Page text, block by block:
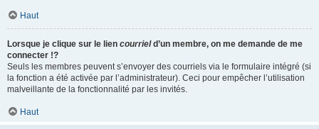
Haut
Lorsque je clique sur le lien courrield’un membre, on me demande de me
connecter !?
Seuls les membres peuvent s’envoyer des courriels via le formulaire intégré (si
la fonction a été activée par l’administrateur). Ceci pour empêcher l’utilisation
malveillante de la fonctionnalité par les invités.
Haut